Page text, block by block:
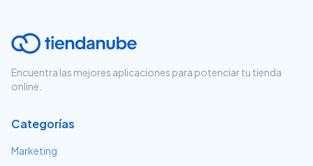
Encuentra las mejores aplicaciones para potenciar tu tienda
online.
Categorías
Marketing